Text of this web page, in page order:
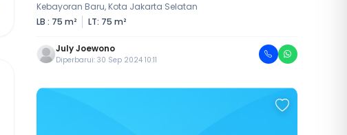
Kebayoran Baru, Kota Jakarta Selatan
LB : 75 m²
LT: 75 m²
July Joewono
Diperbarui: 30 Sep 2024 10:11